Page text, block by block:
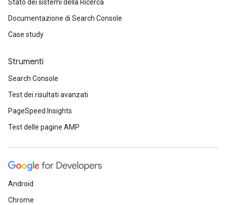
Stato dei sistemi della Ricerca
Documentazione di Search Console
Case study
Strumenti
Search Console
Test dei risultati avanzati
PageSpeed Insights
Test delle pagine AMP
Android
Chrome